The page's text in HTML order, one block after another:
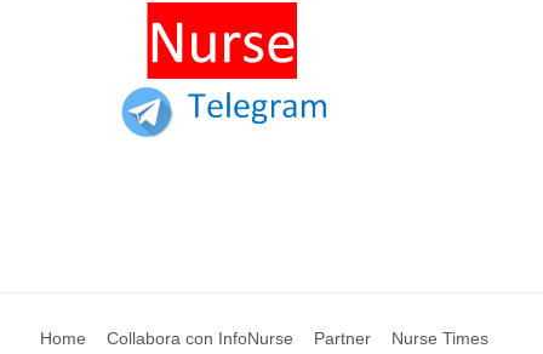
Home Collabora con InfoNurse Partner Nurse Times